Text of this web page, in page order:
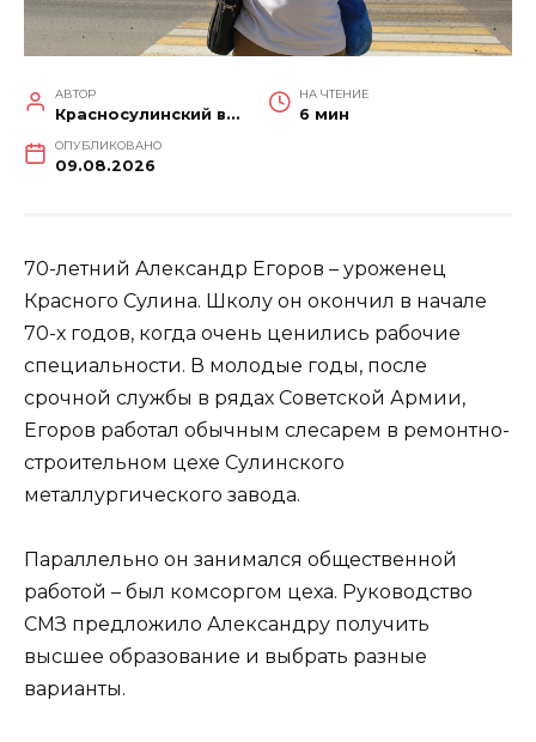
АВТОР
Красносулинский вестник
НА ЧТЕНИЕ
6 мин
ОПУБЛИКОВАНО
09.08.2026
70-летний Александр Егоров – уроженец
Красного Сулина. Школу он окончил в начале
70-х годов, когда очень ценились рабочие
специальности. В молодые годы, после
срочной службы в рядах Советской Армии,
Егоров работал обычным слесарем в ремонтно-
строительном цехе Сулинского
металлургического завода.
Параллельно он занимался общественной
работой – был комсоргом цеха. Руководство
СМЗ предложило Александру получить
высшее образование и выбрать разные
варианты.